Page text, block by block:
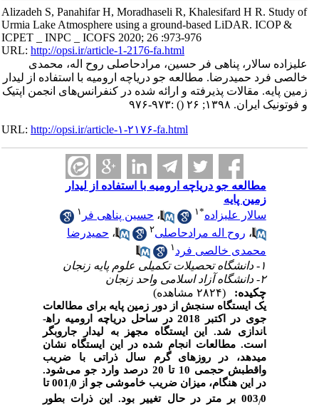
Alizadeh S, Panahifar H, Moradhaseli R, Khalesifard H R. Study of
Urmia Lake Atmosphere using a ground-based LiDAR. ICOP &
ICPET _ INPC _ ICOFS 2020; 26 :973-976
URL:http://opsi.ir/article-1-2176-fa.html
علیزاده سالار، پناهی فر حسین، مرادحاصلی روح اله، محمدی
خالصی فرد حمیدرضا. مطالعه جو دریاچه ارومیه با استفاده از لیدار
زمین پایه. مقالات پذیرفته و ارائه شده در کنفرانس‌های انجمن اپتیک
و فوتونیک ایران. ۱۳۹۸; ۲۶
() :۹۷۳-۹۷۶
URL:http://opsi.ir/article-۱-۲۱۷۶-fa.html
مطالعه جو دریاچه ارومیه با استفاده از لیدار
زمین پایه
سالار علیزاده* ۱ ،حسین پناهی فر۱
،روح اله مرادحاصلی ،حمیدرضا
محمدی خالصی فرد
چکیده:
یک ایستگاه سنجش از دور زمین پایه برای مطالعات
جوی در اکتبر 2018 در ساحل دریاچه ارومیه راه­
اندازی شد. این ایستگاه مجهز به لیدار جاروبگر
است. مطالعات انجام شده در این ایستگاه نشان
می­دهد، در روزهای گرم سال ذراتی با ضریب
واقطبش حجمی 10 تا 20 درصد وارد جو می
شود.
در این هنگام، میزان ضریب خاموشی جو از 001
/
0 ­تا
0030 بر متر در حال تغییر بود. این ذرات بطور